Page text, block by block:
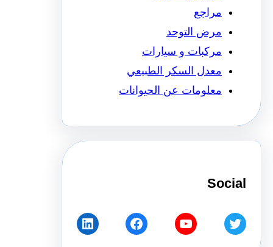
مراجع
مرض التوحد
مركبات و سيارات
معدل السكر الطبيعي
معلومات عن الحيوانات
Social